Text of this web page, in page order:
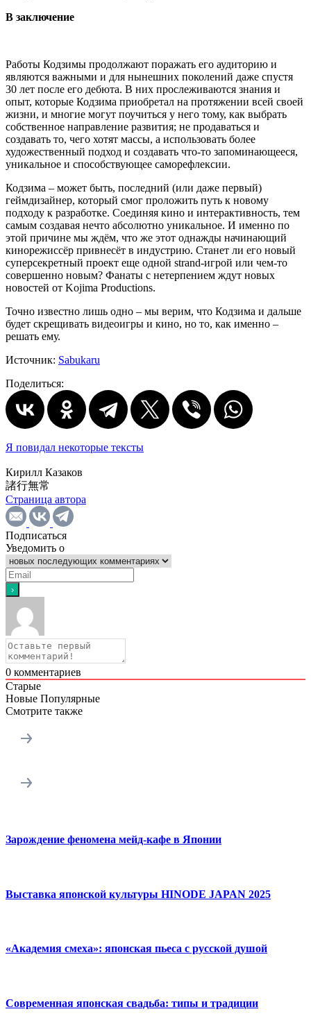
В заключение
Работы Кодзимы продолжают поражать его аудиторию и
являются важными и для нынешних поколений даже спустя
30 лет после его дебюта. В них прослеживаются знания и
опыт, которые Кодзима приобретал на протяжении всей своей
жизни, и многие могут поучиться у него тому, как выбрать
собственное направление развития; не продаваться и
создавать то, чего хотят массы, а использовать более
художественный подход и создавать что-то запоминающееся,
уникальное и способствующее саморефлексии.
Кодзима – может быть, последний (или даже первый)
геймдизайнер, который смог проложить путь к новому
подходу к разработке. Соединяя кино и интерактивность, тем
самым создавая нечто абсолютно уникальное. И именно по
этой причине мы ждём, что же этот однажды начинающий
кинорежиссёр привнесёт в индустрию. Станет ли его новый
суперсекретный проект еще одной strand-игрой или чем-то
совершенно новым? Фанаты с нетерпением ждут новых
новостей от Kojima Productions.
Точно известно лишь одно – мы верим, что Кодзима и дальше
будет скрещивать видеоигры и кино, но то, как именно –
решать ему.
Источник: Sabukaru
Поделиться:
Я повидал некоторые тексты
Кирилл Казаков
諸行無常
Страница автора
Подписаться
Уведомить о
0 комментариев
Старые
Новые Популярные
Смотрите также
Зарождение феномена мейд-кафе в Японии
Выставка японской культуры HINODE JAPAN 2025
«Академия смеха»: японская пьеса с русской душой
Современная японская свадьба: типы и традиции